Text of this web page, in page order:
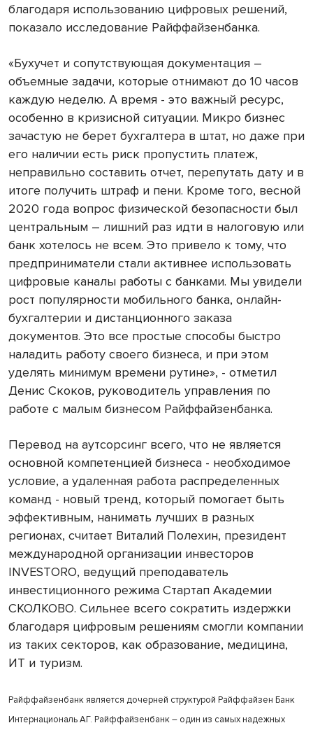
благодаря использованию цифровых решений,
показало исследование Райффайзенбанка.
«Бухучет и сопутствующая документация –
объемные задачи, которые отнимают до 10 часов
каждую неделю. А время - это важный ресурс,
особенно в кризисной ситуации. Микро бизнес
зачастую не берет бухгалтера в штат, но даже при
его наличии есть риск пропустить платеж,
неправильно составить отчет, перепутать дату и в
итоге получить штраф и пени. Кроме того, весной
2020 года вопрос физической безопасности был
центральным – лишний раз идти в налоговую или
банк хотелось не всем. Это привело к тому, что
предприниматели стали активнее использовать
цифровые каналы работы с банками. Мы увидели
рост популярности мобильного банка, онлайн-
бухгалтерии и дистанционного заказа
документов. Это все простые способы быстро
наладить работу своего бизнеса, и при этом
уделять минимум времени рутине», - отметил
Денис Скоков, руководитель управления по
работе с малым бизнесом Райффайзенбанка.
Перевод на аутсорсинг всего, что не является
основной компетенцией бизнеса - необходимое
условие, а удаленная работа распределенных
команд - новый тренд, который помогает быть
эффективным, нанимать лучших в разных
регионах, считает Виталий Полехин, президент
международной организации инвесторов
INVESTORO, ведущий преподаватель
инвестиционного режима Стартап Академии
СКОЛКОВО. Сильнее всего сократить издержки
благодаря цифровым решениям смогли компании
из таких секторов, как образование, медицина,
ИТ и туризм.
Райффайзенбанк является дочерней структурой Райффайзен Банк
Интернациональ АГ. Райффайзенбанк – один из самых надежных